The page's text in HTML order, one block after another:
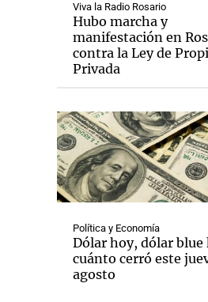
Viva la Radio Rosario
Hubo marcha y
manifestación en
contra la Ley de
Privada
Política y Economía
Dólar hoy, dólar blue
cuánto cerró este
agosto